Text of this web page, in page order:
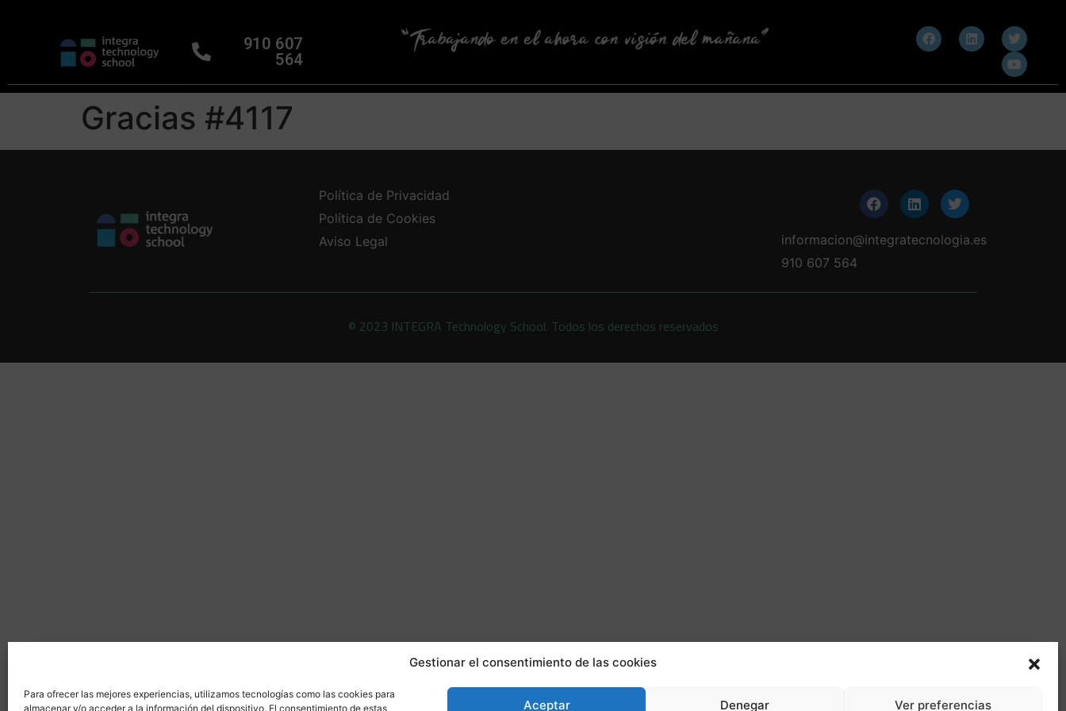
Gestionar el consentimiento de las cookies
Para ofrecer las mejores experiencias, utilizamos tecnologías como las cookies para
almacenar y/o acceder a la información del dispositivo. El consentimiento de estas
Aceptar Denegar Ver preferencias
910 607
564
Gracias #4117
Política de Privacidad
Política de Cookies
Aviso Legal
informacion@integratecnologia.es
910 607 564
© 2023 INTEGRA Technology School. Todos los derechos reservados